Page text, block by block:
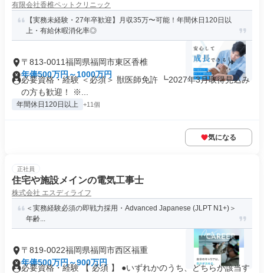
有限会社香椎ペットクリニック
【実務未経験・27年卒歓迎】月収35万〜可能！年間休日120日以
上・有給休暇消化率◎
〒813-0011福岡県福岡市東区香椎
年俸500万円～1000万円
必要資格・経験 ＜必須＞ 獣医師免許 ┗2027年3月取得見込み
の方も歓迎！ ※...
年間休日120日以上 +11個
気になる
正社員
住宅や施設メインの電気工事士
株式会社 エスディライフ
＜実務経験必須の即戦力採用・Advanced Japanese (JLPT N1+)＞
年齢...
〒819-0022福岡県福岡市西区福重
年俸500万円～900万円
必要資格・経験 【 必須 】 ●いずれかのうち、どちらか該当す